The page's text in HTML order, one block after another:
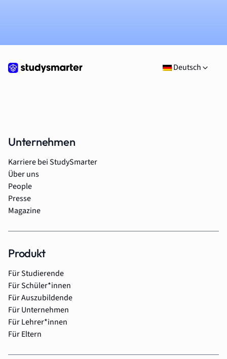
Deutsch
Unternehmen
Karriere bei StudySmarter
Über uns
People
Presse
Magazine
Produkt
Für Studierende
Für Schüler*innen
Für Auszubildende
Für Unternehmen
Für Lehrer*innen
Für Eltern